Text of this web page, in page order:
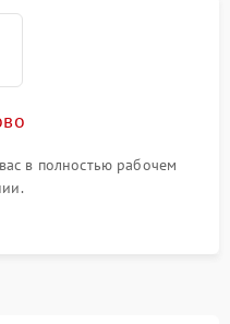
в полностью рабочем